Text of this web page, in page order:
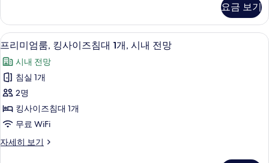
모
두
보
기
자
세
히
보
기
보
기
룸
자
세
보
기
요금 보기
프
리
미
엄
룸,
킹
사
이
저자극성 침구, 미니바, 객실 내 금고,
6
프리미엄룸, 킹사이즈침대 1개, 시내 전망
시내 전망
침실 1개
2명
킹사이즈침대 1개
무료 WiFi
자세히 보기
프